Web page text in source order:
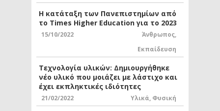
Η κατάταξη των Πανεπιστημίων από
το Times Higher Education για το 2023
15/10/2022 Άνθρωπος,
Εκπαίδευση
Τεχνολογία υλικών: Δημιουργήθηκε
νέο υλικό που μοιάζει με λάστιχο και
έχει εκπληκτικές ιδιότητες
21/02/2022 Υλικά, Φυσική